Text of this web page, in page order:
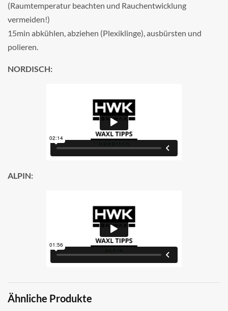
(Raumtemperatur beachten und Rauchentwicklung
vermeiden!)
15min abkühlen, abziehen (Plexiklinge), ausbürsten und
polieren.
NORDISCH:
ALPIN:
Ähnliche Produkte